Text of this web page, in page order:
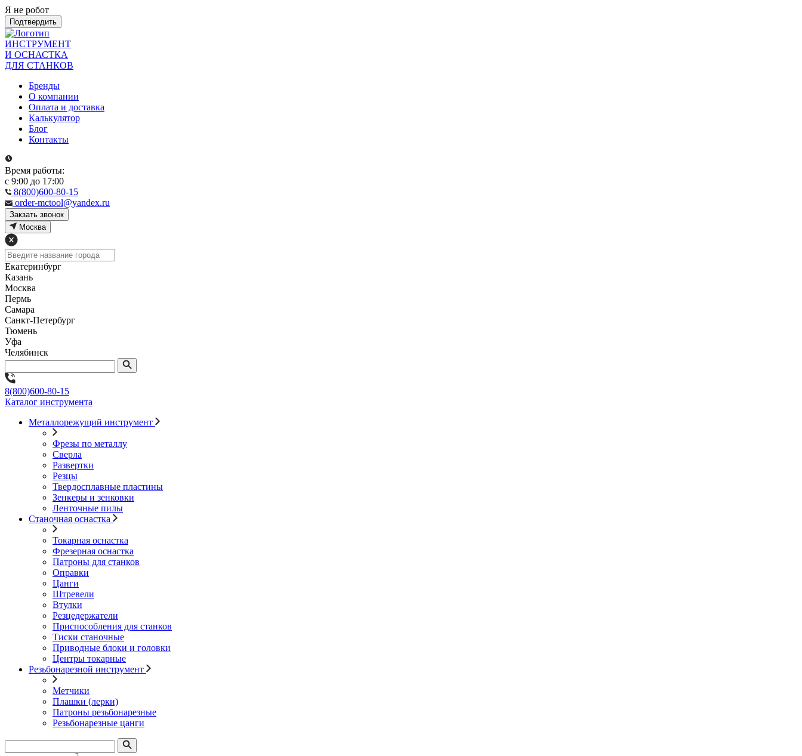
Я не робот
Подтвердить
ИНСТРУМЕНТ
И ОСНАСТКА
ДЛЯ СТАНКОВ
Бренды
О компании
Оплата и доставка
Калькулятор
Блог
Контакты
Время работы:
с 9:00 до 17:00
8(800)600-80-15
order-mctool@yandex.ru
Закзать звонок
Москва
Екатеринбург
Казань
Москва
Пермь
Самара
Санкт-Петербург
Тюмень
Уфа
Челябинск
8(800)600-80-15
Каталог инструмента
Металлорежущий инструмент
Фрезы по металлу
Сверла
Развертки
Резцы
Твердосплавные пластины
Зенкеры и зенковки
Ленточные пилы
Станочная оснастка
Токарная оснастка
Фрезерная оснастка
Патроны для станков
Оправки
Цанги
Штревели
Втулки
Резцедержатели
Приспособления для станков
Тиски станочные
Приводные блоки и головки
Центры токарные
Резьбонарезной инструмент
Метчики
Плашки (лерки)
Патроны резьбонарезные
Резьбонарезные цанги